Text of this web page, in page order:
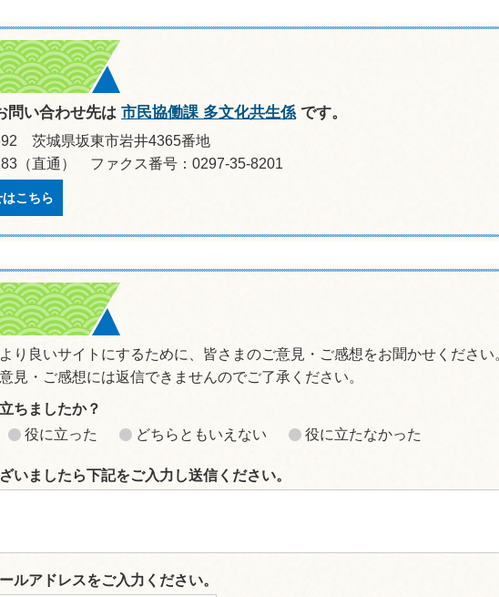
問い合わせ先は 市民協働課 多文化共生係 です。
茨城県坂東市岩井4365番地
（直通） ファクス番号：0297-35-8201
こちら
り良いサイトにするために、皆さまのご意見・ご感想をお聞かせください
見・ご感想には返信できませんのでご了承ください。
ちましたか？
役に立った どちらともいえない 役に立たなかった
いましたら下記をご入力し送信ください。
ルアドレスをご入力ください。